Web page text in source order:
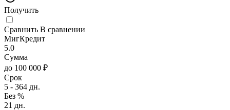
Получить
Сравнить В сравнении
МигКредит
5.0
Сумма
до 100 000 ₽
Срок
5 - 364 дн.
Без %
21 дн.